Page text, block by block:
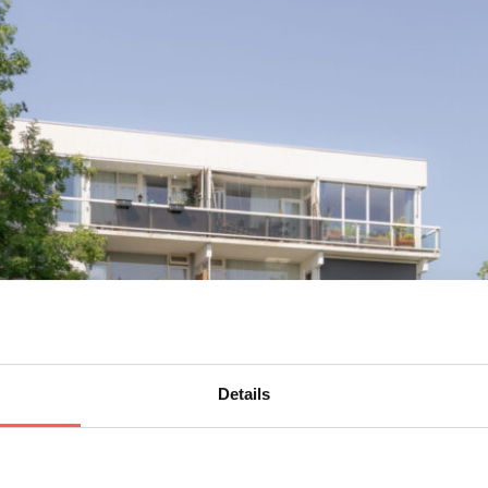
Details
en metrostation van der
je binnen korte tijd in
de Randstad. Ook de
bereikbaar.
Diemerbos, Ouderkerkerplas en
sporten en ontspanning in
warm water.